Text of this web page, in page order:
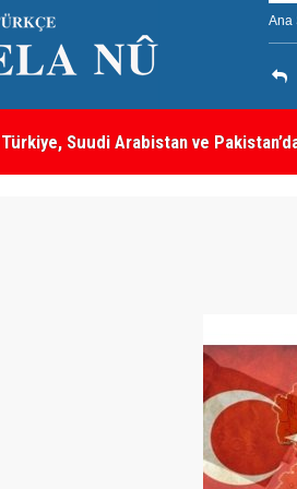
Ana
Türkiye, Suudi Arabistan ve
sayılacak
MEI Raporu: Peşmerge,